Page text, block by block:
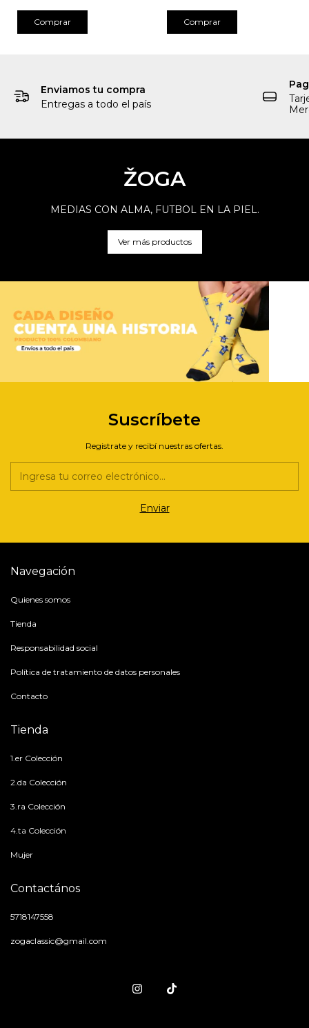
Comprar Comprar
Enviamos tu compra
Entregas a todo el país
ŽOGA
MEDIAS CON ALMA, FUTBOL EN LA PIEL.
Ver más productos
Suscríbete
Registrate y recibí nuestras ofertas.
Navegación
Quienes somos
Tienda
Responsabilidad social
Política de tratamiento de datos personales
Contacto
Tienda
1.er Colección
2.da Colección
3.ra Colección
4.ta Colección
Mujer
Contactános
5718147558
zogaclassic@gmail.com